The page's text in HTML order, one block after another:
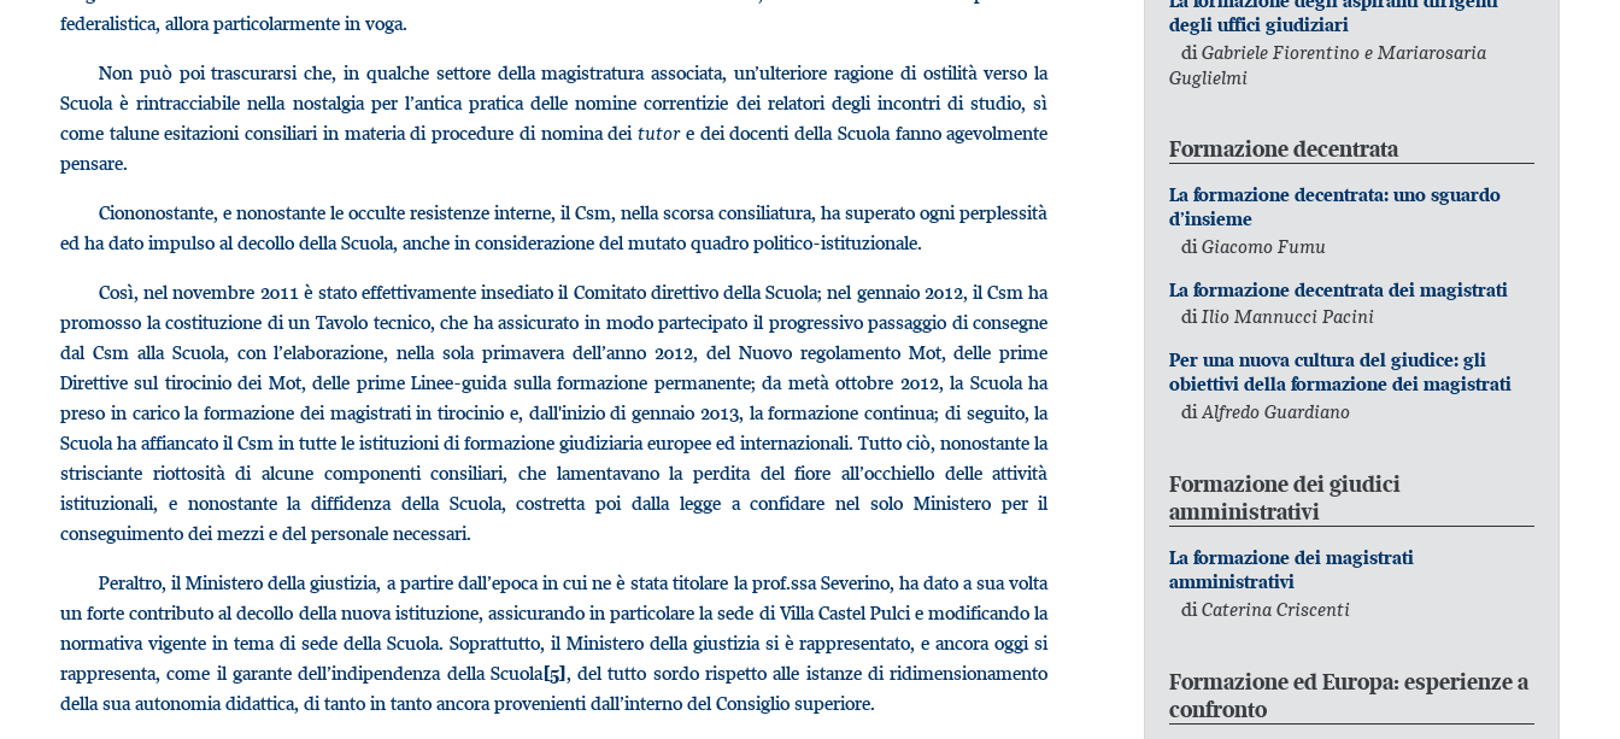
federalistica, allora particolarmente in voga.
Non può poi trascurarsi che, in qualche settore della magistratura associata, un’ulteriore ragione di ostilità verso la
Scuola è rintracciabile nella nostalgia per l’antica pratica delle nomine correntizie dei relatori degli incontri di studio, sì
come talune esitazioni consiliari in materia di procedure di nomina deitutore dei docenti della Scuola fanno agevolmente
pensare.
Ciononostante, e nonostante le occulte resistenze interne, il Csm, nella scorsa consiliatura, ha superato ogni perplessità
ed ha dato impulso al decollo della Scuola, anche in considerazione del mutato quadro politico-istituzionale.
Così, nel novembre 2011 è stato effettivamente insediato il Comitato direttivo della Scuola; nel gennaio 2012, il Csm ha
promosso la costituzione di un Tavolo tecnico, che ha assicurato in modo partecipato il progressivo passaggio di consegne
dal Csm alla Scuola, con l’elaborazione, nella sola primavera dell’anno 2012, del Nuovo regolamento Mot, delle prime
Direttive sul tirocinio dei Mot, delle prime Linee-guida sulla formazione permanente; da metà ottobre 2012, la Scuola ha
preso in carico la formazione dei magistrati in tirocinio e, dall'inizio di gennaio 2013, la formazione continua; di seguito, la
Scuola ha affiancato il Csm in tutte le istituzioni di formazione giudiziaria europee ed internazionali. Tutto ciò, nonostante la
strisciante riottosità di alcune componenti consiliari, che lamentavano la perdita del fiore all’occhiello delle attività
istituzionali, e nonostante la diffidenza della Scuola, costretta poi dalla legge a confidare nel solo Ministero per il
conseguimento dei mezzi e del personale necessari.
Peraltro, il Ministero della giustizia, a partire dall’epoca in cui ne è stata titolare la prof.ssa Severino, ha dato a sua volta
un forte contributo al decollo della nuova istituzione, assicurando in particolare la sede di Villa Castel Pulci e modificando la
normativa vigente in tema di sede della Scuola. Soprattutto, il Ministero della giustizia si è rappresentato, e ancora oggi si
rappresenta, come il garante dell’indipendenza della Scuola[5], del tutto sordo rispetto alle istanze di ridimensionamento
della sua autonomia didattica, di tanto in tanto ancora provenienti dall’interno del Consiglio superiore.
degli uffici giudiziari
diGabriele Fiorentino e Mariarosaria
Guglielmi
Formazione decentrata
La formazione decentrata: uno sguardo
d’insieme
diGiacomo Fumu
La formazione decentrata dei magistrati
diIlio Mannucci Pacini
Per una nuova cultura del giudice: gli
obiettivi della formazione dei magistrati
diAlfredo Guardiano
Formazione dei giudici
amministrativi
La formazione dei magistrati
amministrativi
diCaterina Criscenti
Formazione ed Europa: esperienze a
confronto